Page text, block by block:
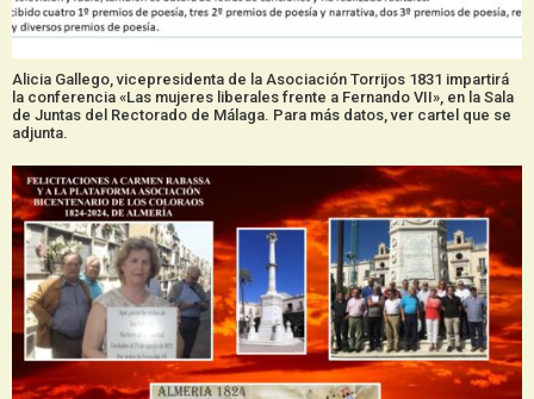
Alicia Gallego, vicepresidenta de la Asociación Torrijos 1831 impartirá
la conferencia «Las mujeres liberales frente a Fernando VII», en la Sala
de Juntas del Rectorado de Málaga. Para más datos, ver cartel que se
adjunta.